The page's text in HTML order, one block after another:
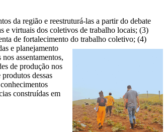
da região e reestruturá-las a partir do debate
e virtuais dos coletivos de trabalho locais; (3)
de fortalecimento do trabalho coletivo; (4)
e planejamento
assentamentos,
de produção nos
dessas
construídas em